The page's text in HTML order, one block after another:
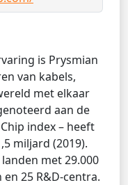
is Prysmian
van kabels,
met elkaar
aan de
index – heeft
miljard (2019).
met 29.000
25 R&D-centra.